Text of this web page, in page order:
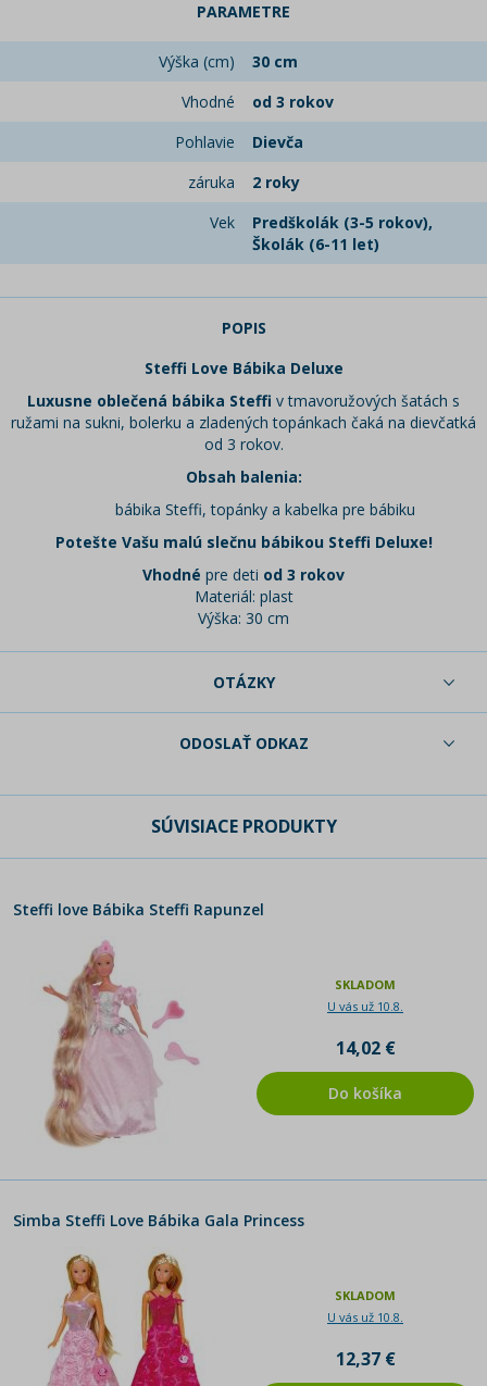
PARAMETRE
Výška (cm)
30 cm
Vhodné
od 3 rokov
Pohlavie
Dievča
záruka
2 roky
Vek
Predškolák (3-5 rokov),
Školák (6-11 let)
POPIS
Steffi Love Bábika Deluxe
Luxusne oblečená bábika Steffi v tmavoružových šatách s
ružami na sukni, bolerku a zladených topánkach čaká na dievčatká
od 3 rokov.
Obsah balenia:
bábika Steffi, topánky a kabelka pre bábiku
Potešte Vašu malú slečnu bábikou Steffi Deluxe!
Vhodné pre deti od 3 rokov
Materiál: plast
Výška: 30 cm
OTÁZKY
ODOSLAŤ ODKAZ
SÚVISIACE PRODUKTY
Steffi love Bábika Steffi Rapunzel
SKLADOM
U vás už 10.8.
14,02 €
Do košíka
Simba Steffi Love Bábika Gala Princess
SKLADOM
U vás už 10.8.
12,37 €